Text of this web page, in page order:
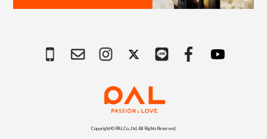
Copyright © PAL Co.,ltd. All Rights Reserved.